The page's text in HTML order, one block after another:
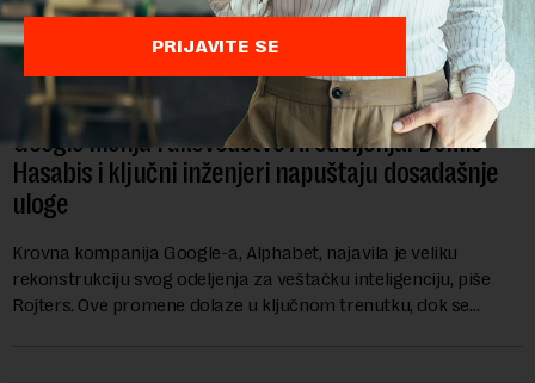
Google menja rukovodstvo AI odeljenja: Demis
Hasabis i ključni inženjeri napuštaju dosadašnje
uloge
Krovna kompanija Google-a, Alphabet, najavila je veliku
rekonstrukciju svog odeljenja za veštačku inteligenciju, piše
Rojters. Ove promene dolaze u ključnom trenutku, dok se
PRIJAVITE SE